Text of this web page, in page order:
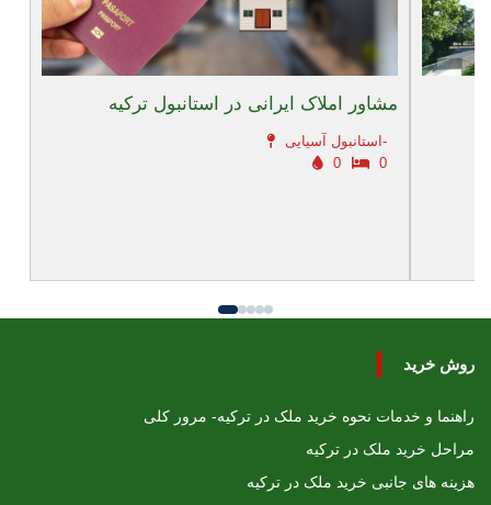
مشاور املاک ایرانی در استانبول ترکیه
استانبول آسیایی-
0
0
روش خرید
راهنما و خدمات نحوه خرید ملک در ترکیه- مرور کلی
مراحل خرید ملک در ترکیه
هزینه های جانبی خرید ملک در ترکیه